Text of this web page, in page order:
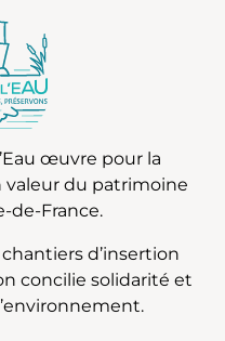
œuvre pour la
valeur du patrimoine
de-France.
d’insertion
concilie solidarité et